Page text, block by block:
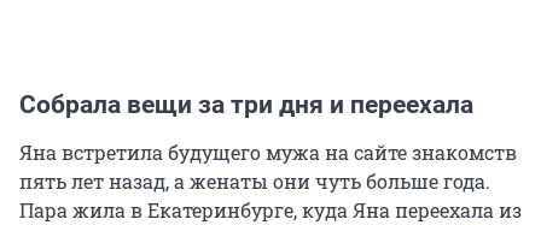
Собрала вещи за три дня и переехала
Яна встретила будущего мужа на сайте знакомств
пять лет назад, а женаты они чуть больше года.
Пара жила в Екатеринбурге, куда Яна переехала из